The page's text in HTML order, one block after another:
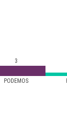
PODEMOS
3